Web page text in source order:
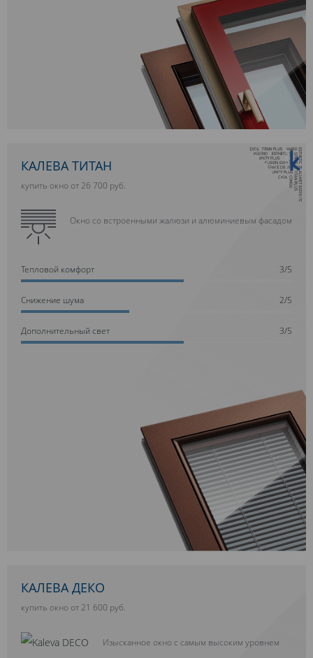
10 ЛЕТ ГАРАНТИИ
КАЛЕВА ТИТАН
купить окно от 26 700 руб.
Окно со встроенными жалюзи и алюминиевым фасадом
Тепловой комфорт 3/5
Cнижение шума 2/5
Дополнительный свет 3/5
КАЛЕВА ДЕКО
купить окно от 21 600 руб.
Изысканное окно с самым высоким уровнем